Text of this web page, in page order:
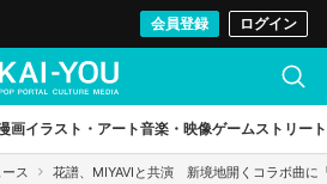
会員登録 ログイン
画イラスト・アート音楽・映像ゲームストリート
ス 花譜、MIYAVIと共演 新境地開くコラボ曲に